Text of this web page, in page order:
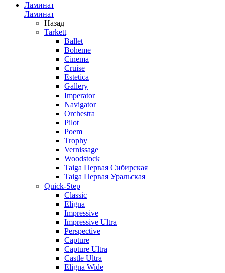
Ламинат
Ламинат
Назад
Tarkett
Ballet
Boheme
Cinema
Cruise
Estetica
Gallery
Imperator
Navigator
Orchestra
Pilot
Poem
Trophy
Vernissage
Woodstock
Taiga Первая Сибирская
Taiga Первая Уральская
Quick-Step
Classic
Eligna
Impressive
Impressive Ultra
Perspective
Capture
Capture Ultra
Castle Ultra
Eligna Wide